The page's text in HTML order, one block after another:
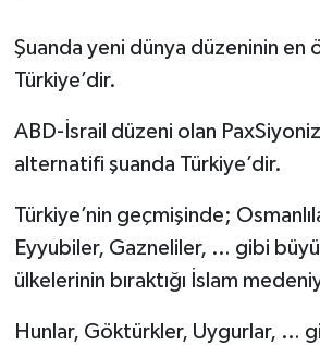
Şuanda yeni dünya düzeninin en
Türkiye’dir.
ABD-İsrail düzeni olan
alternatifi şuanda Türkiye’dir.
Türkiye’nin geçmişinde;
Eyyubiler, Gazneliler, … gibi
ülkelerinin bıraktığı İslam
Hunlar, Göktürkler, Uygurlar, …